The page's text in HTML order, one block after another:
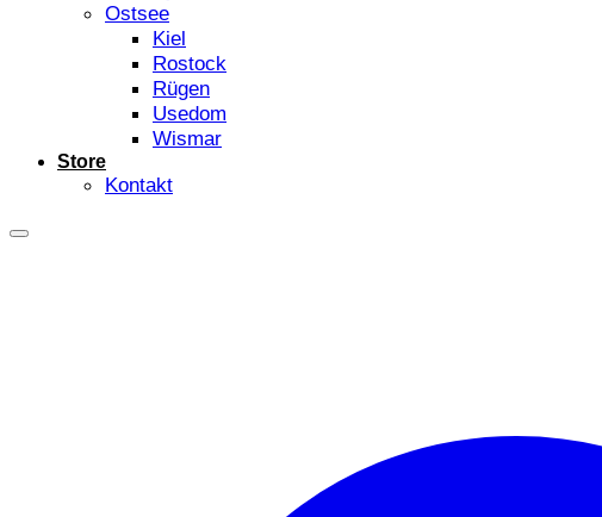
Ostsee
Kiel
Rostock
Rügen
Usedom
Wismar
Store
Kontakt